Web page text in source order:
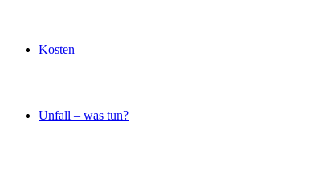
Kosten
Unfall – was tun?